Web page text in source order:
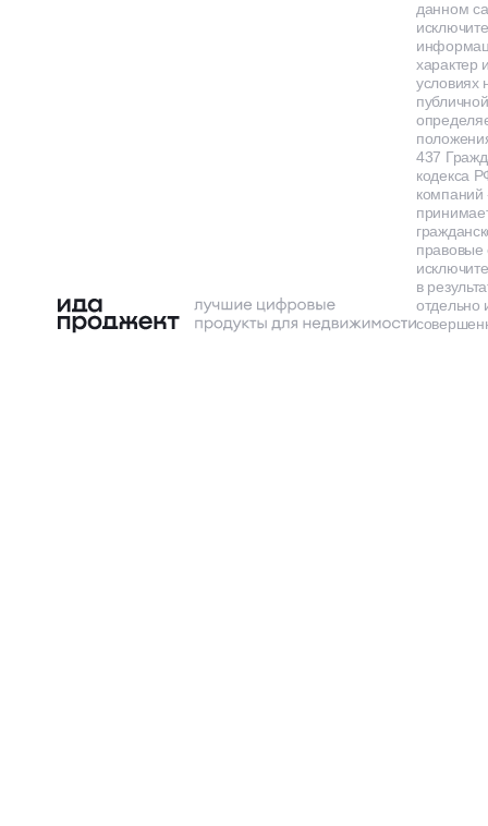
данном
характер
условиях
437
кодекса
правовые
в
отдельно